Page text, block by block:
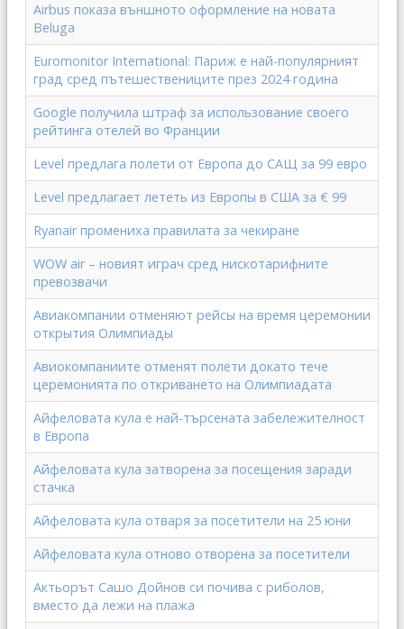
Airbus показа външното оформление на новата
Beluga
Euromonitor International: Париж е най-популярният
град сред пътешествениците през 2024 година
Google получила штраф за использование своего
рейтинга отелей во Франции
Level предлага полети от Европа до САЩ за 99 евро
Level предлагает лететь из Европы в США за € 99
Ryanair промениха правилата за чекиране
WOW air – новият играч сред нискотарифните
превозвачи
Авиакомпании отменяют рейсы на время церемонии
открытия Олимпиады
Авиокомпаниите отменят полети докато тече
церемонията по откриването на Олимпиадата
Айфеловата кула е най-търсената забележителност
в Европа
Айфеловата кула затворена за посещения заради
стачка
Айфеловата кула отваря за посетители на 25 юни
Айфеловата кула отново отворена за посетители
Актьорът Сашо Дойнов си почива с риболов,
вместо да лежи на плажа